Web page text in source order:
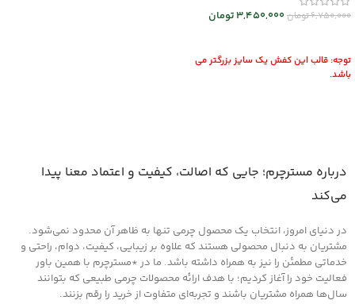
6,750,000تومان3,450,000تومان
توجه: قالب این کفش یک سایز بزرگتر می
باشد.
درباره مسترچرم؛ جایی که اصالت، کیفیت و اعتماد معنا پیدا
می‌کند
در دنیای امروز، انتخاب یک محصول چرمی تنها به ظاهر آن محدود نمی‌شود.
مشتریان به دنبال محصولی هستند که علاوه بر زیبایی، کیفیت، دوام، راحتی و
خدماتی مطمئن را نیز به همراه داشته باشد. ما در *مسترچرم با همین باور
فعالیت خود را آغاز کردیم؛ با هدف ارائه محصولات چرمی طبیعی که بتوانند
سال‌ها همراه مشتریان باشند و تجربه‌ای متفاوت از خرید را رقم بزنند.